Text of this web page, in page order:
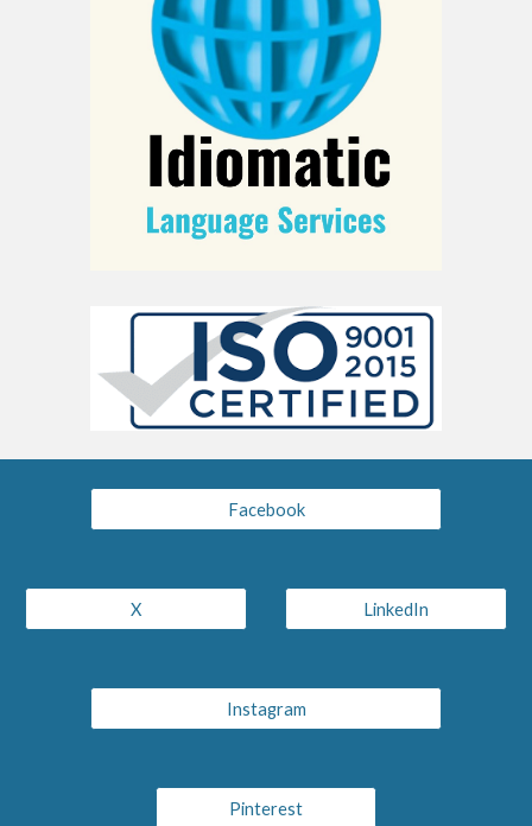
Facebook
X LinkedIn
Instagram
Pinterest